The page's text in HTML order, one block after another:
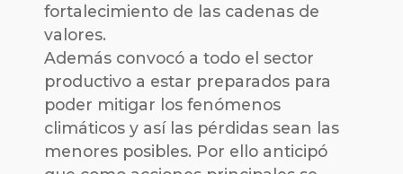
fortalecimiento de las cadenas de
valores.
Además convocó a todo el sector
productivo a estar preparados para
poder mitigar los fenómenos
climáticos y así las pérdidas sean las
menores posibles. Por ello anticipó